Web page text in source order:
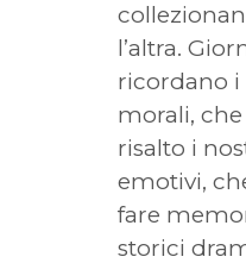
l’altra.
ricordano
morali,
risalto i
emotivi,
fare
storici